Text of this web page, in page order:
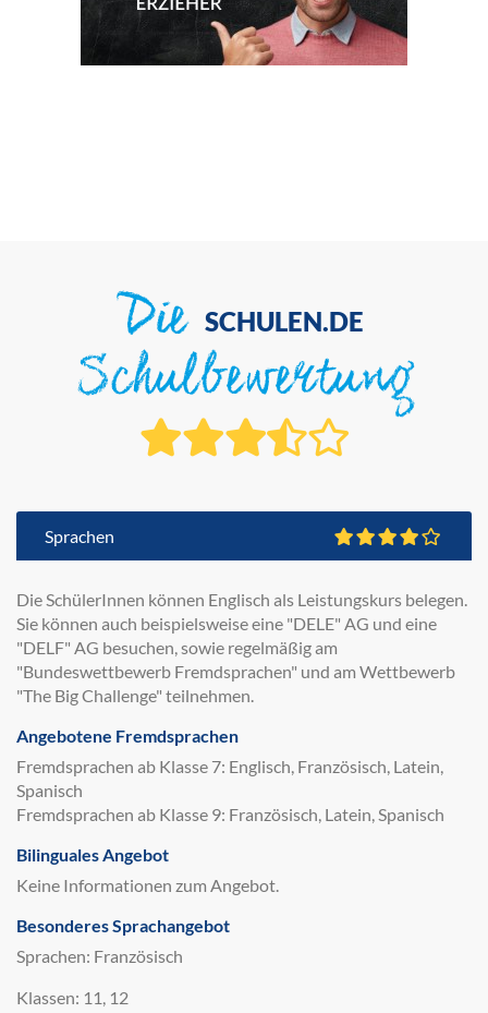
Die SCHULEN.DE
Schulbewertung
Sprachen
Die SchülerInnen können Englisch als Leistungskurs belegen.
Sie können auch beispielsweise eine "DELE" AG und eine
"DELF" AG besuchen, sowie regelmäßig am
"Bundeswettbewerb Fremdsprachen" und am Wettbewerb
"The Big Challenge" teilnehmen.
Angebotene Fremdsprachen
Fremdsprachen ab Klasse 7: Englisch, Französisch, Latein,
Spanisch
Fremdsprachen ab Klasse 9: Französisch, Latein, Spanisch
Bilinguales Angebot
Keine Informationen zum Angebot.
Besonderes Sprachangebot
Sprachen: Französisch
Klassen: 11, 12